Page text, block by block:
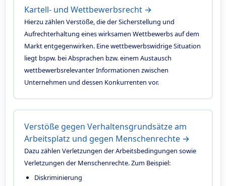
Kartell- und Wettbewerbsrecht →
Hierzu zählen Verstöße, die der Sicherstellung und
Aufrechterhaltung eines wirksamen Wettbewerbs auf dem
Markt entgegenwirken. Eine wettbewerbswidrige Situation
liegt bspw. bei Absprachen bzw. einem Austausch
wettbewerbsrelevanter Informationen zwischen
Unternehmen und dessen Konkurrenten vor.
Verstöße gegen Verhaltensgrundsätze am
Arbeitsplatz und gegen Menschenrechte →
Dazu zählen Verletzungen der Arbeitsbedingungen sowie
Verletzungen der Menschenrechte. Zum Beispiel:
Diskriminierung